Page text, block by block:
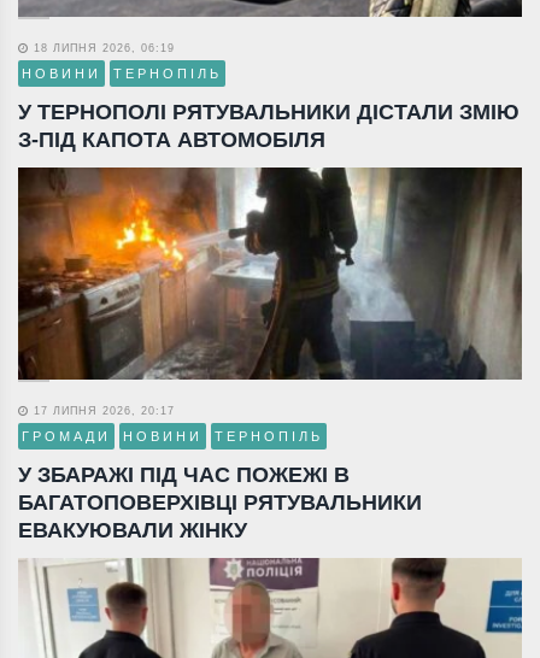
18 ЛИПНЯ 2026, 06:19
НОВИНИ ТЕРНОПІЛЬ
У ТЕРНОПОЛІ РЯТУВАЛЬНИКИ ДІСТАЛИ ЗМІЮ
З-ПІД КАПОТА АВТОМОБІЛЯ
17 ЛИПНЯ 2026, 20:17
ГРОМАДИ НОВИНИ ТЕРНОПІЛЬ
У ЗБАРАЖІ ПІД ЧАС ПОЖЕЖІ В
БАГАТОПОВЕРХІВЦІ РЯТУВАЛЬНИКИ
ЕВАКУЮВАЛИ ЖІНКУ